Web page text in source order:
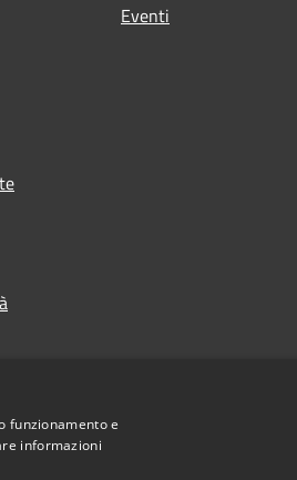
Eventi
funzionamento e
informazioni